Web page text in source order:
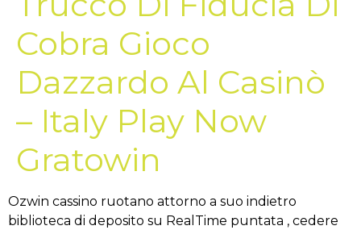
Cobra Gioco
Dazzardo Al Casinò
– Italy Play Now
Gratowin
Ozwin cassino ruotano attorno a suo indietro
biblioteca di deposito su RealTime puntata , cedere